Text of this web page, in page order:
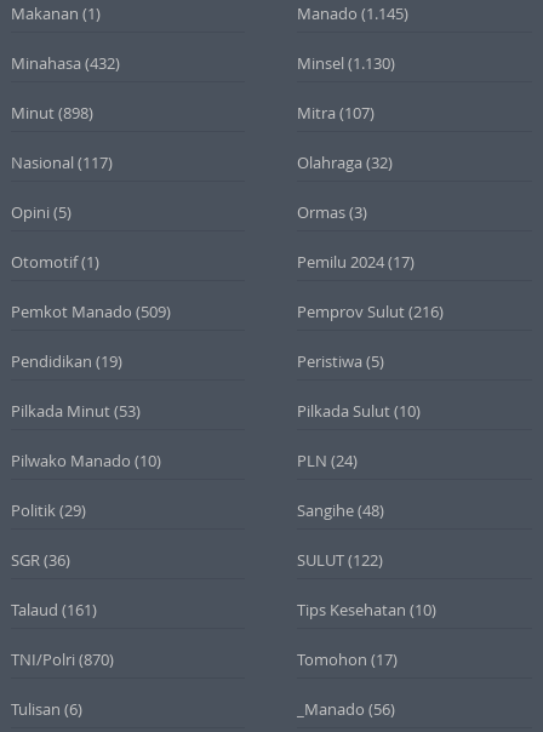
Makanan (1) Manado (1.145)
Minahasa (432) Minsel (1.130)
Minut(898) Mitra (107)
Nasional (117) Olahraga (32)
Opini (5) Ormas(3)
Otomotif(1) Pemilu 2024(17)
Pemkot Manado (509) Pemprov Sulut(216)
Pendidikan (19) Peristiwa (5)
Pilkada Minut(53) Pilkada Sulut(10)
Pilwako Manado (10) PLN (24)
Politik (29) Sangihe(48)
SGR (36) SULUT(122)
Talaud (161) Tips Kesehatan (10)
TNI/Polri (870) Tomohon (17)
Tulisan (6) _Manado (56)